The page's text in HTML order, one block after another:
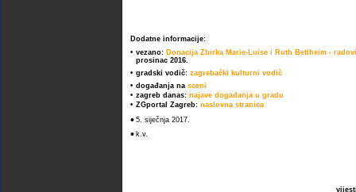
Dodatne informacije:
• vezano: Donacija Zbirka Marie-Luise i Ruth Betlheim -
prosinac 2016.
• gradski vodič: zagrebački kulturni vodič
• događanja na sceni
• zagreb danas: najave događanja u gradu
• ZGportal Zagreb: naslovna stranica
• 5. siječnja 2017.
• k.v.